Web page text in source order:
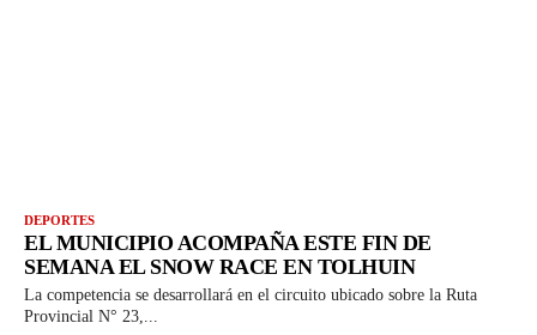
DEPORTES
EL MUNICIPIO ACOMPAÑA ESTE FIN DE
SEMANA EL SNOW RACE EN TOLHUIN
La competencia se desarrollará en el circuito ubicado sobre la Ruta
Provincial N° 23,...